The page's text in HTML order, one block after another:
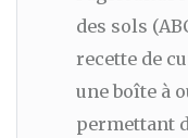
des sols
recette de
une boîte à
permettant